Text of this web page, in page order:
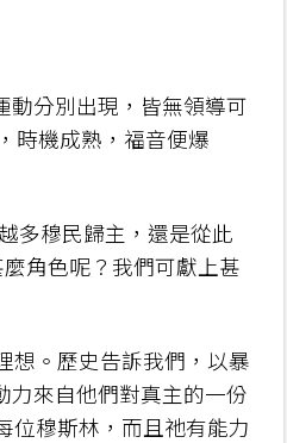
動分別出現，皆無領導可
時機成熟，福音便爆
多穆民歸主，還是從此
角色呢？我們可獻上甚
想。歷史告訴我們，以暴
力來自他們對真主的一份
位穆斯林，而且祂有能力